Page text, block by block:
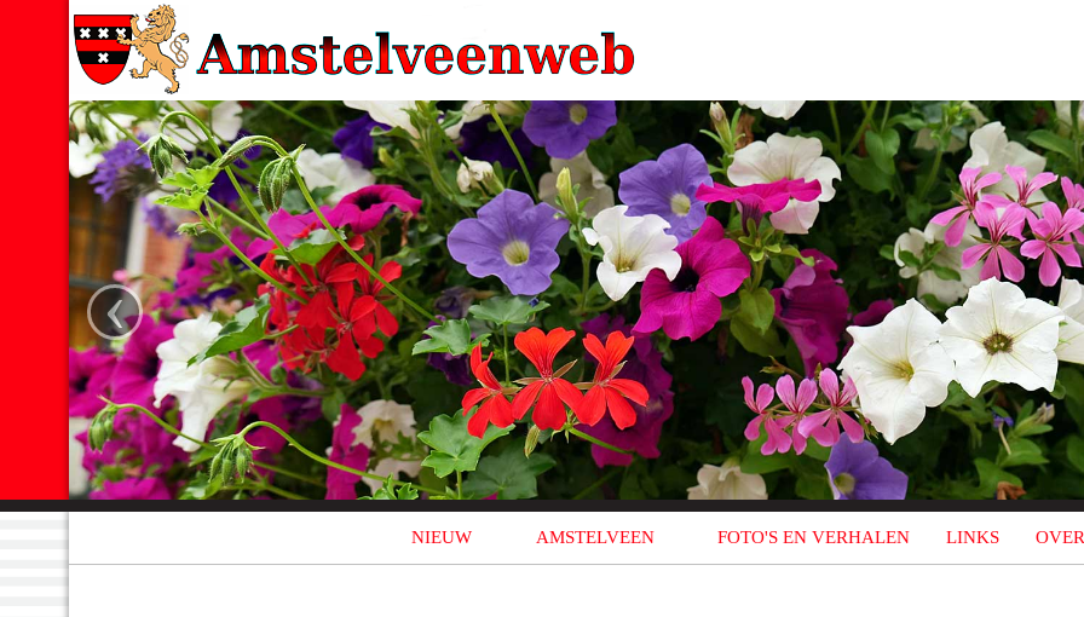
‹
NIEUW AMSTELVEEN FOTO'S EN VERHALEN LINKS